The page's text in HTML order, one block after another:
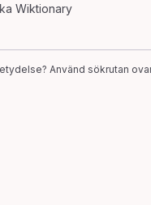
Wiktionary
Använd sökrutan